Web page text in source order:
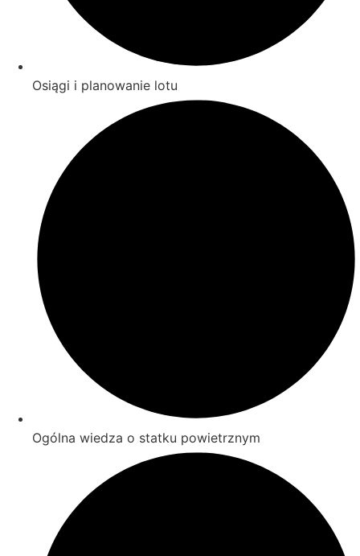
Osiągi i planowanie lotu
Ogólna wiedza o statku powietrznym